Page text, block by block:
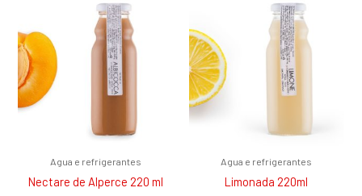
Agua e refrigerantes
Nectare de Alperce 220 ml
Agua e refrigerantes
Limonada 220ml